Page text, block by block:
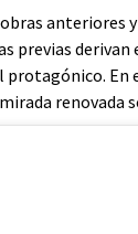
anteriores
previas
renovada